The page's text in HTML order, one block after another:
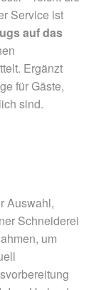
Service ist
auf das
Ergänzt
für Gäste,
sind.
Auswahl,
Schneiderei
um